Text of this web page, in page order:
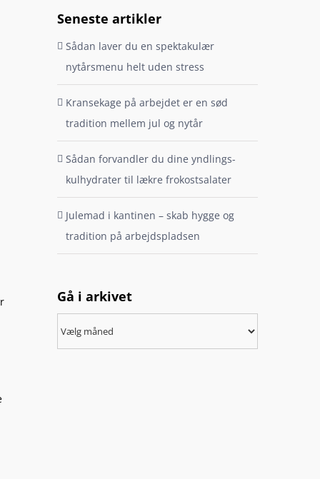
Seneste artikler
Sådan laver du en spektakulær
nytårsmenu helt uden stress
Kransekage på arbejdet er en sød
tradition mellem jul og nytår
Sådan forvandler du dine yndlings-
kulhydrater til lækre frokostsalater
Julemad i kantinen – skab hygge og
tradition på arbejdspladsen
Gå i arkivet